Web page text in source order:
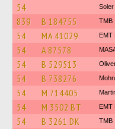
54 Soler
839 B 184755 TMB
54 MA 41029 EMT
54 A 87578
54 B 529513
54 B 738276 Mohn
54 M 714405
54 M 3502 BT EMT
54 B 3261 DK TMB